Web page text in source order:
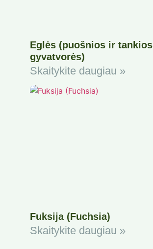
Eglės (puošnios ir tankios
gyvatvorės)
Skaitykite daugiau »
Fuksija (Fuchsia)
Skaitykite daugiau »